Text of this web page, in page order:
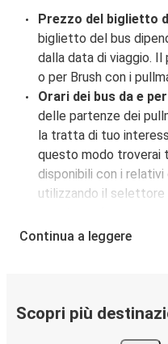
Prezzo del biglietto
biglietto del bus
dalla data di viaggio. Il
o per Brush con i
Orari dei bus da e
delle partenze dei
la tratta di tuo
questo modo troverai
disponibili con i
utilizzando il
interattiva.
Città collegate a
Continua a leggere
Scopri più